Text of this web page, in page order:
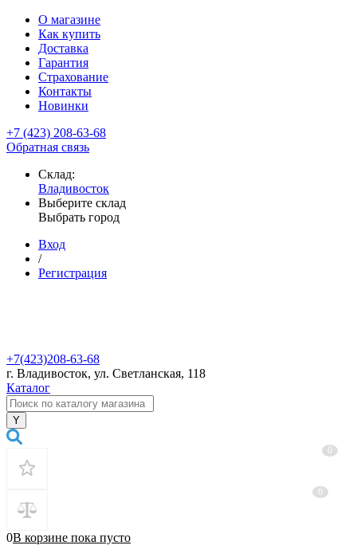
О магазине
Как купить
Доставка
Гарантия
Страхование
Контакты
Новинки
+7 (423) 208-63-68
Обратная связь
Склад:
Владивосток
Выберите склад
Выбрать город
Вход
/
Регистрация
+7(423)208-63-68
г. Владивосток, ул. Светланская, 118
Каталог
0В корзине пока пусто